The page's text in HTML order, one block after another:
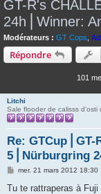
GT-R's
24h⎪Winner:
Modérateurs : GT Cops
Répondre
101
Litchi
Sale flooder de calisss d'osti
Re: GTCup⎪GT-
5⎪Nürburgring
M
s
mer. 21 mars 2012 18:30
Tu te rattraperas à Fuji